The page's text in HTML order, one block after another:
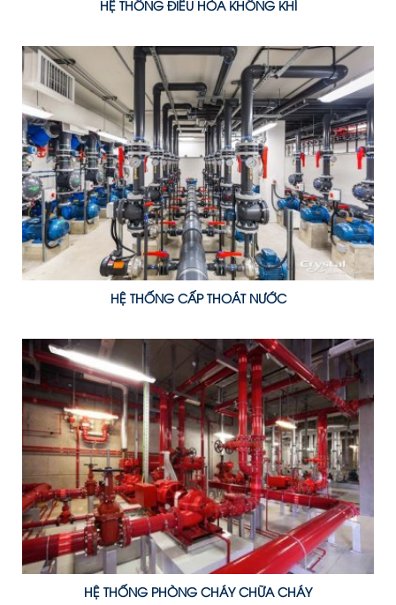
HỆ THỐNG ĐIỀU HÒA KHÔNG KHÍ
HỆ THỐNG CẤP THOÁT NƯỚC
HỆ THỐNG PHÒNG CHÁY CHỮA CHÁY